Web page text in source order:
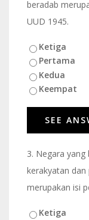
beradab
UUD 1945.
Ketiga
Pertama
Kedua
Keempat
3. Negara yang
kerakyatan
merupakan isi
Ketiga